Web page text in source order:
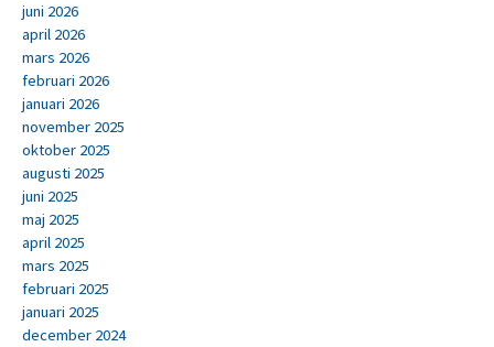
juni 2026
april 2026
mars 2026
februari 2026
januari 2026
november 2025
oktober 2025
augusti 2025
juni 2025
maj 2025
april 2025
mars 2025
februari 2025
januari 2025
december 2024